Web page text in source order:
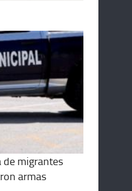
de migrantes
armas